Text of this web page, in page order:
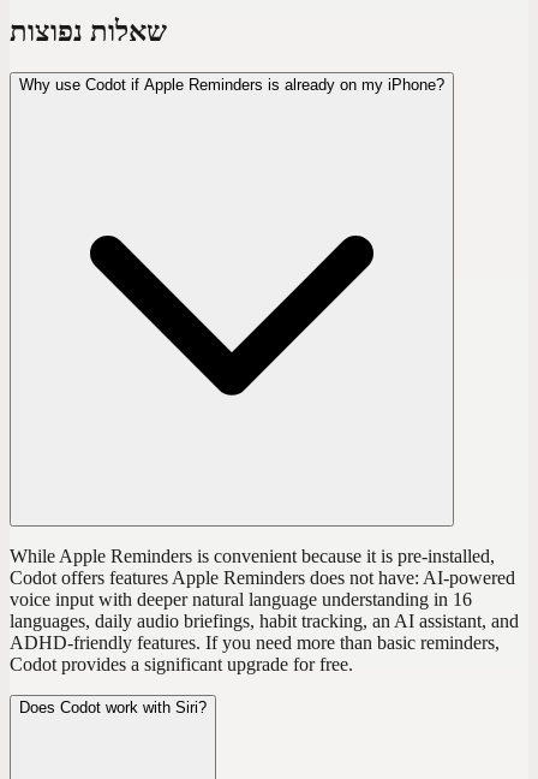
שאלות נפוצות
Why use Codot if Apple Reminders is already on my iPhone?
While Apple Reminders is convenient because it is pre-installed,
Codot offers features Apple Reminders does not have: AI-powered
voice input with deeper natural language understanding in 16
languages, daily audio briefings, habit tracking, an AI assistant, and
ADHD-friendly features. If you need more than basic reminders,
Codot provides a significant upgrade for free.
Does Codot work with Siri?